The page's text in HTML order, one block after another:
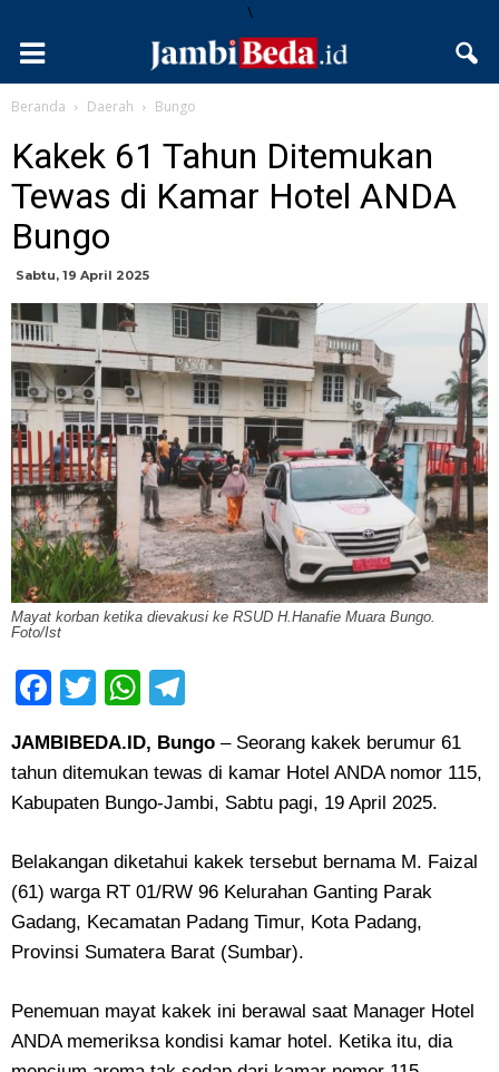
\
Beranda Daerah Bungo
Kakek 61 Tahun Ditemukan
Tewas di Kamar Hotel ANDA
Bungo
Sabtu, 19 April 2025
Mayat korban ketika dievakusi ke RSUD H.Hanafie Muara Bungo.
Foto/Ist
Facebook
TwitterWhatsApp
JAMBIBEDA.ID, Bungo – Seorang kakek berumur 61
tahun ditemukan tewas di kamar Hotel ANDA nomor 115,
Kabupaten Bungo-Jambi, Sabtu pagi, 19 April 2025.
Belakangan diketahui kakek tersebut bernama M. Faizal
(61) warga RT 01/RW 96 Kelurahan Ganting Parak
Gadang, Kecamatan Padang Timur, Kota Padang,
Provinsi Sumatera Barat (Sumbar).
Penemuan mayat kakek ini berawal saat Manager Hotel
ANDA memeriksa kondisi kamar hotel. Ketika itu, dia